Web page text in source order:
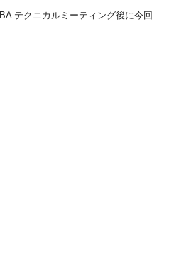
テクニカルミーティング後に今回